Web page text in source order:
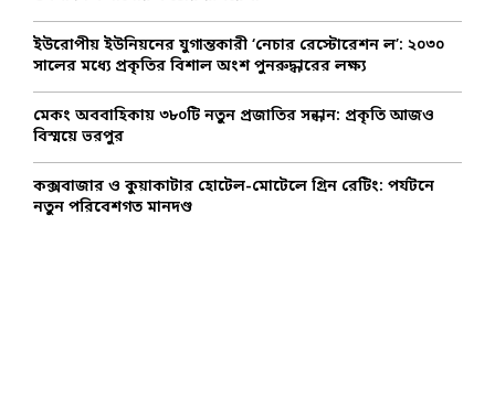
ইউরোপীয় ইউনিয়নের যুগান্তকারী ‘নেচার রেস্টোরেশন ল’: ২০৩০
সালের মধ্যে প্রকৃতির বিশাল অংশ পুনরুদ্ধারের লক্ষ্য
মেকং অববাহিকায় ৩৮০টি নতুন প্রজাতির সন্ধান: প্রকৃতি আজও
বিস্ময়ে ভরপুর
কক্সবাজার ও কুয়াকাটার হোটেল-মোটেলে গ্রিন রেটিং: পর্যটনে
নতুন পরিবেশগত মানদণ্ড